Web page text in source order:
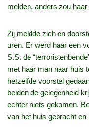
melden, anders zou
Zij meldde zich en
uren. Er werd haar een
S.S. de
met haar man naar huis
hetzelfde voorstel
beiden de gelegenheid
echter niets gekomen.
van het huis gebracht en